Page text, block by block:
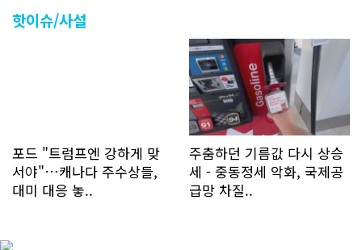
명에 달하며 133만건 조회수를 기록했
다. 1인당 방문수는 한달 32.25회이며
하루 평균 1.1회에 달해 거의 매일 본지
를 접속하고 있는 것으로 조사됐다. 한편
신규 회원 가입자수는 2~3년 전까지는
하루 평균 7명 정도였으나 최근 2~3월
에는 크게 늘어 하루 평균 11명에 달해
60% 증가했는데 (년간 4천명) 신규 가
입자의 절반 정도는 타주에서 이주를 검
토하고 있거나 갓 이주한 회원들로 나타
핫이슈/사설
포드 "트럼프엔 강하게 맞
서야"…캐나다 주수상들,
대미 대응 놓..
주춤하던 기름값 다시 상승
세 - 중동정세 악화, 국제공
급망 차질..